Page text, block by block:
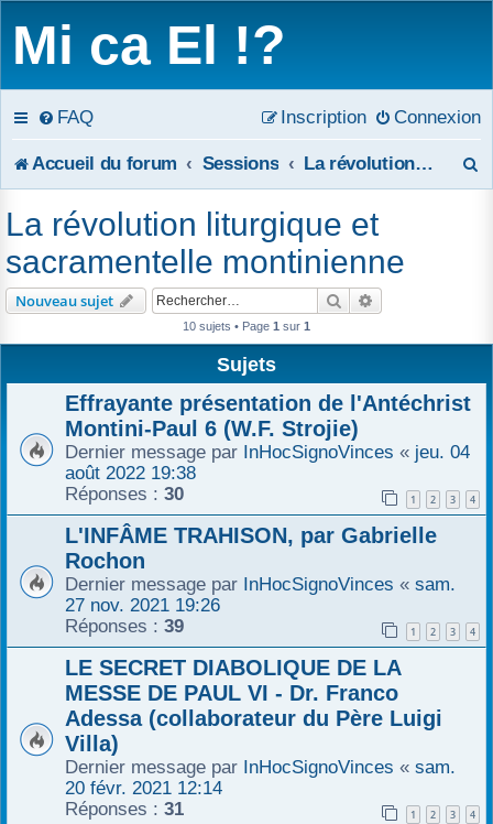
Mi ca El !?
FAQ Connexion
Inscription
Accueil du forum Sessions La révolution liturgique et sacramentelle montinienne
r
La révolution liturgique et
sacramentelle montinienne
Nouveau sujet Rechercher
10 sujets • Page 1 sur 1
Sujets
Effrayante présentation de l'Antéchrist
Montini-Paul 6 (W.F. Strojie)
Dernier message par InHocSignoVinces « jeu. 04
août 2022 19:38
Réponses : 30 1 2 3 4
L'INFÂME TRAHISON, par Gabrielle
Rochon
Dernier message par InHocSignoVinces « sam.
27 nov. 2021 19:26
Réponses : 39 1 2 3 4
LE SECRET DIABOLIQUE DE LA
MESSE DE PAUL VI - Dr. Franco
Adessa (collaborateur du Père Luigi
Villa)
Dernier message par InHocSignoVinces « sam.
20 févr. 2021 12:14
Réponses : 31 1 2 3 4